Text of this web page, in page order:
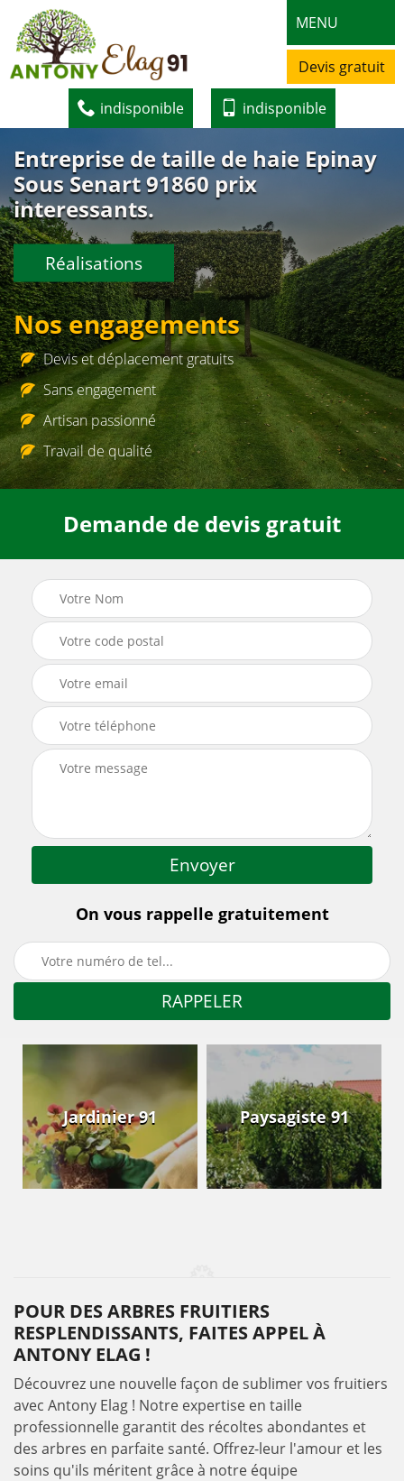
MENU
Devis gratuit
indisponible indisponible
Entreprise de taille de haie Epinay
Sous Senart 91860 prix
interessants.
Réalisations
Nos engagements
Devis et déplacement gratuits
Sans engagement
Artisan passionné
Travail de qualité
Demande de devis gratuit
On vous rappelle gratuitement
Jardinier 91 Paysagiste 91
POUR DES ARBRES FRUITIERS
RESPLENDISSANTS, FAITES APPEL À
ANTONY ELAG !
Découvrez une nouvelle façon de sublimer vos fruitiers
avec Antony Elag ! Notre expertise en taille
professionnelle garantit des récoltes abondantes et
des arbres en parfaite santé. Offrez-leur l'amour et les
soins qu'ils méritent grâce à notre équipe